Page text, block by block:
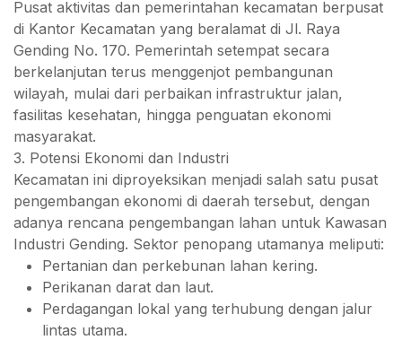
Pusat aktivitas dan pemerintahan kecamatan berpusat
di Kantor Kecamatan yang beralamat di Jl. Raya
Gending No. 170. Pemerintah setempat secara
berkelanjutan terus menggenjot pembangunan
wilayah, mulai dari perbaikan infrastruktur jalan,
fasilitas kesehatan, hingga penguatan ekonomi
masyarakat.
3. Potensi Ekonomi dan Industri
Kecamatan ini diproyeksikan menjadi salah satu pusat
pengembangan ekonomi di daerah tersebut, dengan
adanya rencana pengembangan lahan untuk Kawasan
Industri Gending. Sektor penopang utamanya meliputi:
Pertanian dan perkebunan lahan kering.
Perikanan darat dan laut.
Perdagangan lokal yang terhubung dengan jalur
lintas utama.